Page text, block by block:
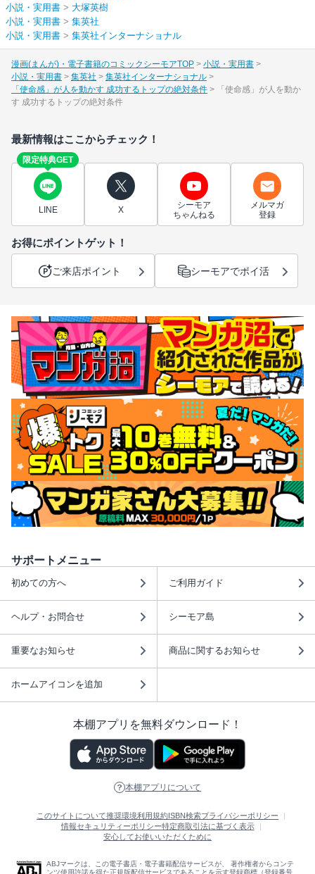
小説・実用書 > 大塚英樹
小説・実用書 > 集英社
小説・実用書 > 集英社インターナショナル
漫画(まんが)・電子書籍のコミックシーモアTOP
小説・実用書
小説・実用書
集英社
集英社インターナショナル
「使命感」が人を動かす 成功するトップの絶対条件
「使命感」が人を動か
す 成功するトップの絶対条件
最新情報はここからチェック！
限定特典GET
LINE X
シーモア
ちゃんねる
メルマガ
登録
お得にポイントゲット！
ご来店ポイント シーモアでポイ活
サポートメニュー
初めての方へ ご利用ガイド
ヘルプ・お問合せ シーモア島
重要なお知らせ 商品に関するお知らせ
ホームアイコンを追加
本棚アプリを無料ダウンロード！
本棚アプリについて
このサイトについて推奨環境利用規約 ISBN検索プライバシーポリシー
情報セキュリティーポリシー特定商取引法に基づく表示
安心してお使いいただくために
ABJマークは、この電子書店・電子書籍配信サービスが、 著作権者からコンテ
ンツ使用許諾を得た正規版配信サービスであることを示す登録商標（登録番号